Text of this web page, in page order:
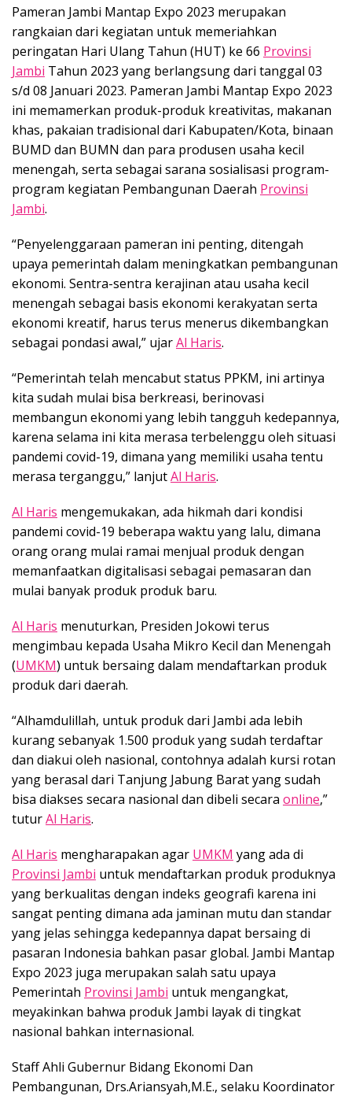
Pameran Jambi Mantap Expo 2023 merupakan
rangkaian dari kegiatan untuk memeriahkan
peringatan Hari Ulang Tahun (HUT) ke 66 Provinsi
Jambi Tahun 2023 yang berlangsung dari tanggal 03
s/d 08 Januari 2023. Pameran Jambi Mantap Expo 2023
ini memamerkan produk-produk kreativitas, makanan
khas, pakaian tradisional dari Kabupaten/Kota, binaan
BUMD dan BUMN dan para produsen usaha kecil
menengah, serta sebagai sarana sosialisasi program-
program kegiatan Pembangunan Daerah Provinsi
Jambi.
“Penyelenggaraan pameran ini penting, ditengah
upaya pemerintah dalam meningkatkan pembangunan
ekonomi. Sentra-sentra kerajinan atau usaha kecil
menengah sebagai basis ekonomi kerakyatan serta
ekonomi kreatif, harus terus menerus dikembangkan
sebagai pondasi awal,” ujarAl Haris.
“Pemerintah telah mencabut status PPKM, ini artinya
kita sudah mulai bisa berkreasi, berinovasi
membangun ekonomi yang lebih tangguh kedepannya,
karena selama ini kita merasa terbelenggu oleh situasi
pandemi covid-19, dimana yang memiliki usaha tentu
merasa terganggu,” lanjutAl Haris.
Al Haris mengemukakan, ada hikmah dari kondisi
pandemi covid-19 beberapa waktu yang lalu, dimana
orang orang mulai ramai menjual produk dengan
memanfaatkan digitalisasi sebagai pemasaran dan
mulai banyak produk produk baru.
Al Haris menuturkan, Presiden Jokowi terus
mengimbau kepada Usaha Mikro Kecil dan Menengah
(UMKM) untuk bersaing dalam mendaftarkan produk
produk dari daerah.
“Alhamdulillah, untuk produk dari Jambi ada lebih
kurang sebanyak 1.500 produk yang sudah terdaftar
dan diakui oleh nasional, contohnya adalah kursi rotan
yang berasal dari Tanjung Jabung Barat yang sudah
bisa diakses secara nasional dan dibeli secara online,”
tuturAl Haris.
Al Haris mengharapakan agar UMKM yang ada di
Provinsi Jambi untuk mendaftarkan produk produknya
yang berkualitas dengan indeks geografi karena ini
sangat penting dimana ada jaminan mutu dan standar
yang jelas sehingga kedepannya dapat bersaing di
pasaran Indonesia bahkan pasar global. Jambi Mantap
Expo 2023 juga merupakan salah satu upaya
Pemerintah Provinsi Jambi untuk mengangkat,
meyakinkan bahwa produk Jambi layak di tingkat
nasional bahkan internasional.
Staff Ahli Gubernur Bidang Ekonomi Dan
Pembangunan, Drs.Ariansyah,M.E., selaku Koordinator